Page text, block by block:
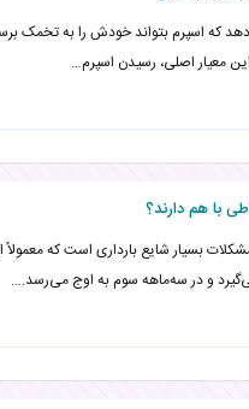
که اسپرم بتواند خودش را به تخمک
معیار اصلی، رسیدن اسپرم…
با هم دارند؟
بسیار شایع بارداری است که معمولاً
و در سه‌ماهه سوم به اوج می‌رسد.…